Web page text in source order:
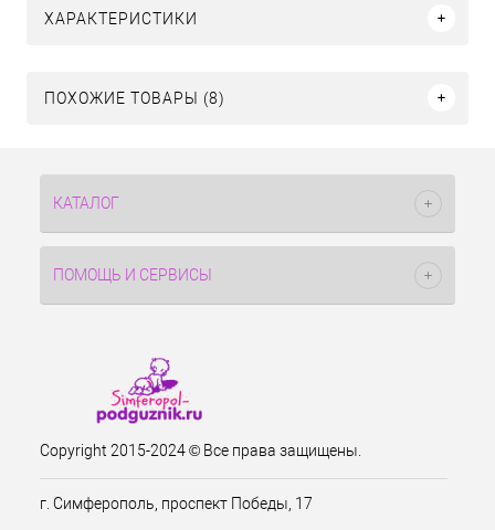
ХАРАКТЕРИСТИКИ
ПОХОЖИЕ ТОВАРЫ (8)
КАТАЛОГ
ПОМОЩЬ И СЕРВИСЫ
Copyright 2015-2024 © Все права защищены.
г. Симферополь, проспект Победы, 17